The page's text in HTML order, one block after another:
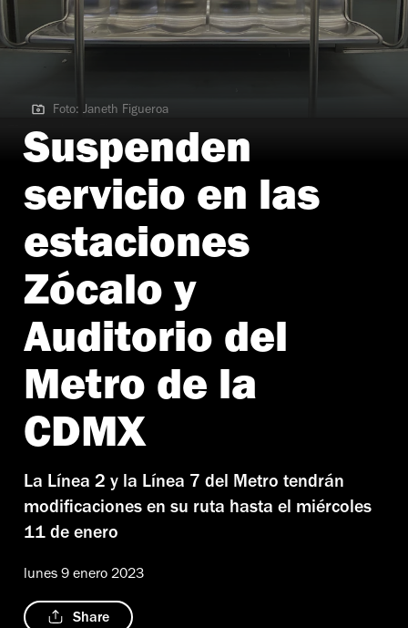
Foto: Janeth Figueroa
Foto: Janeth Figueroa
Suspenden
servicio en las
estaciones
Zócalo y
Auditorio del
Metro de la
CDMX
La Línea 2 y la Línea 7 del Metro tendrán
modificaciones en su ruta hasta el miércoles
11 de enero
lunes 9 enero 2023
Share